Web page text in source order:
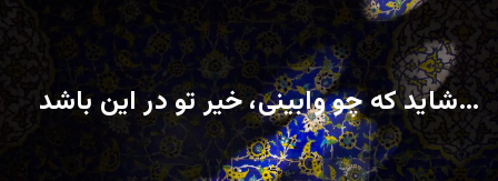
…شاید که چو وابینی، خیر تو در این باشد